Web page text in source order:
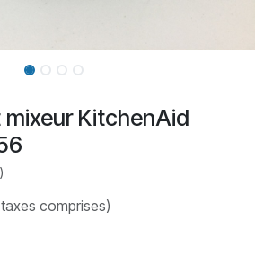
KitchenAid
comprises)